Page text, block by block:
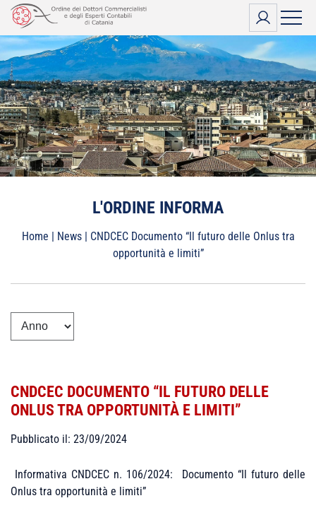
Vai
contenuto
L'ORDINE INFORMA
Home | News| CNDCEC Documento “Il futuro delle Onlus tra
opportunità e limiti”
CNDCEC DOCUMENTO “IL FUTURO DELLE
ONLUS TRA OPPORTUNITÀ E LIMITI”
Pubblicato il: 23/09/2024
Informativa CNDCEC n. 106/2024: Documento “Il futuro delle
Onlus tra opportunità e limiti”